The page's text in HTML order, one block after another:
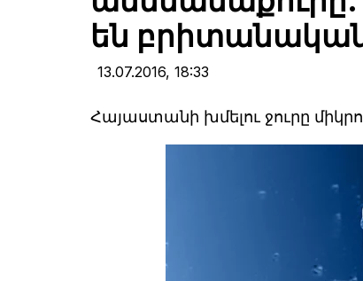
են
13.07.2016, 18:33
Հայաստանի խմելու ջուրը